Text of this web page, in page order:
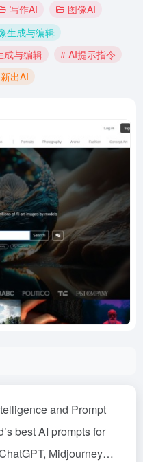
写作AI
图像AI
生成与编辑
成与编辑
# AI提示指令
出AI
and Prompt
best AI prompts for
Midjourney…